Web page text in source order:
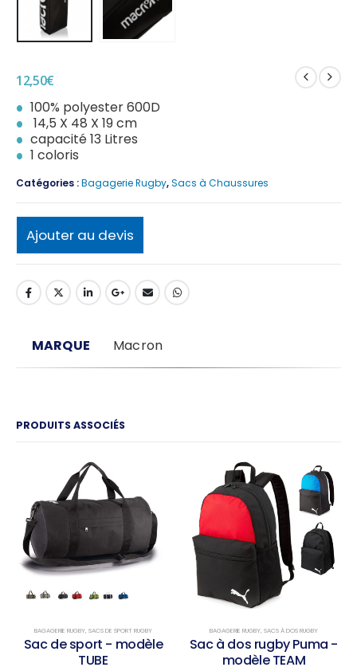
12,50€
100% polyester 600D
14,5 X 48 X 19 cm
capacité 13 Litres
1 coloris
Catégories :Bagagerie Rugby,Sacs à Chaussures
Ajouter au devis
MARQUE Macron
PRODUITS ASSOCIÉS
BAGAGERIE RUGBY, SACS DE SPORT RUGBY
Sac de sport - modèle
TUBE
BAGAGERIE RUGBY, SACS À DOS RUGBY
Sac à dos rugby Puma -
modèle TEAM